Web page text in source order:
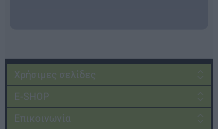
Χρήσιμες σελίδες
E-SHOP
Επικοινωνία